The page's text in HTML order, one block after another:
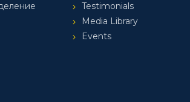
Testimonials
Media Library
Events